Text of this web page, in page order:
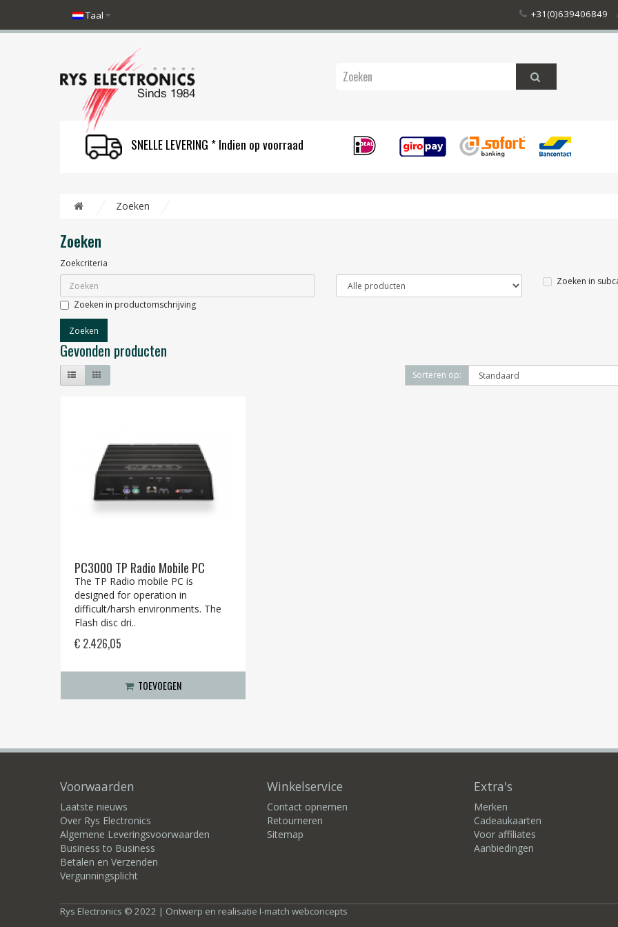
Taal +31(0)639406849
SNELLE LEVERING * Indien op voorraad
Zoeken
Zoeken
Zoekcriteria
Zoeken in
Zoeken in productomschrijving
Gevonden producten
Sorteren op:
PC3000 TP Radio Mobile PC
The TP Radio mobile PC is
designed for operation in
difficult/harsh environments. The
Flash disc dri..
€ 2.426,05
TOEVOEGEN
Voorwaarden
Laatste nieuws
Over Rys Electronics
Algemene Leveringsvoorwaarden
Business to Business
Betalen en Verzenden
Vergunningsplicht
Winkelservice
Contact opnemen
Retourneren
Sitemap
Extra's
Merken
Cadeaukaarten
Voor affiliates
Aanbiedingen
Rys Electronics © 2022 | Ontwerp en realisatie I-match webconcepts